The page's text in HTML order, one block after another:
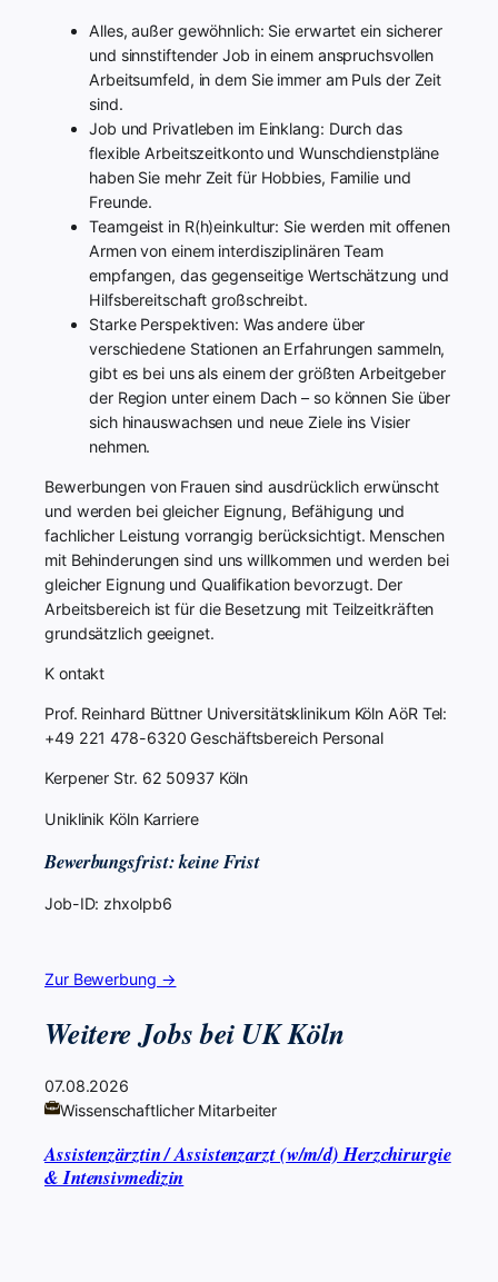
Alles, außer gewöhnlich: Sie erwartet ein sicherer
und sinnstiftender Job in einem anspruchsvollen
Arbeitsumfeld, in dem Sie immer am Puls der Zeit
sind.
Job und Privatleben im Einklang: Durch das
flexible Arbeitszeitkonto und Wunschdienstpläne
haben Sie mehr Zeit für Hobbies, Familie und
Freunde.
Teamgeist in R(h)einkultur: Sie werden mit offenen
Armen von einem interdisziplinären Team
empfangen, das gegenseitige Wertschätzung und
Hilfsbereitschaft großschreibt.
Starke Perspektiven: Was andere über
verschiedene Stationen an Erfahrungen sammeln,
gibt es bei uns als einem der größten Arbeitgeber
der Region unter einem Dach – so können Sie über
sich hinauswachsen und neue Ziele ins Visier
nehmen.
Bewerbungen von Frauen sind ausdrücklich erwünscht
und werden bei gleicher Eignung, Befähigung und
fachlicher Leistung vorrangig berücksichtigt. Menschen
mit Behinderungen sind uns willkommen und werden bei
gleicher Eignung und Qualifikation bevorzugt. Der
Arbeitsbereich ist für die Besetzung mit Teilzeitkräften
grundsätzlich geeignet.
K ontakt
Prof. Reinhard Büttner Universitätsklinikum Köln AöR Tel:
+49 221 478-6320 Geschäftsbereich Personal
Kerpener Str. 62 50937 Köln
Uniklinik Köln Karriere
Bewerbungsfrist: keine Frist
Job-ID: zhxolpb6
Zur Bewerbung →
Weitere Jobs bei UK Köln
07.08.2026
Wissenschaftlicher Mitarbeiter
Assistenzärztin / Assistenzarzt (w/m/d) Herzchirurgie
& Intensivmedizin